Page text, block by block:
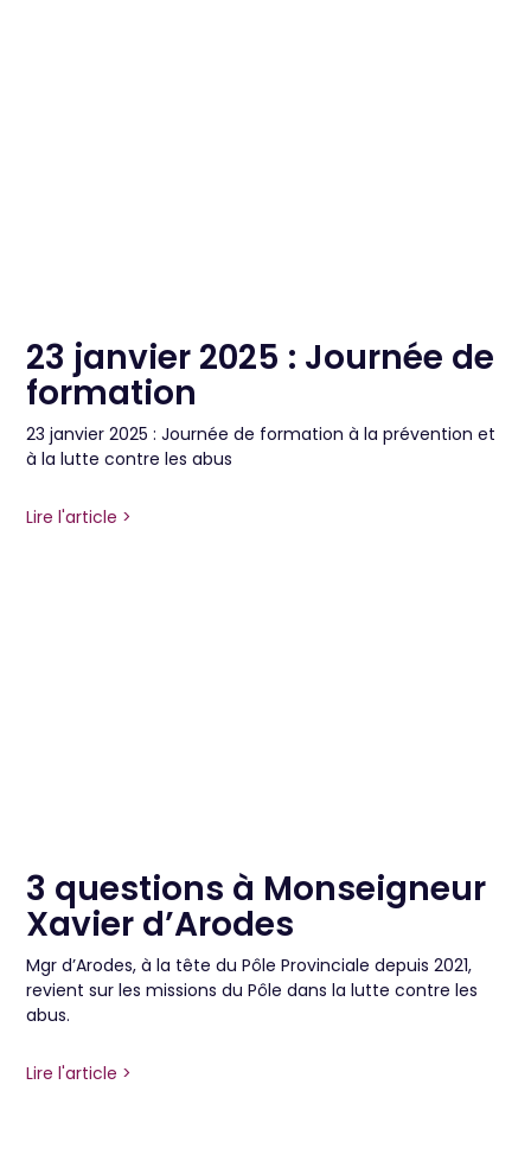
23 janvier 2025 : Journée de
formation
23 janvier 2025 : Journée de formation à la prévention et
à la lutte contre les abus
Lire l'article >
3 questions à Monseigneur
Xavier d’Arodes
Mgr d’Arodes, à la tête du Pôle Provinciale depuis 2021,
revient sur les missions du Pôle dans la lutte contre les
abus.
Lire l'article >